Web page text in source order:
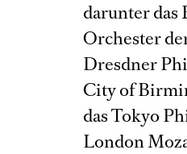
darunter das
Orchester
Dresdner
City of
das Tokyo
London